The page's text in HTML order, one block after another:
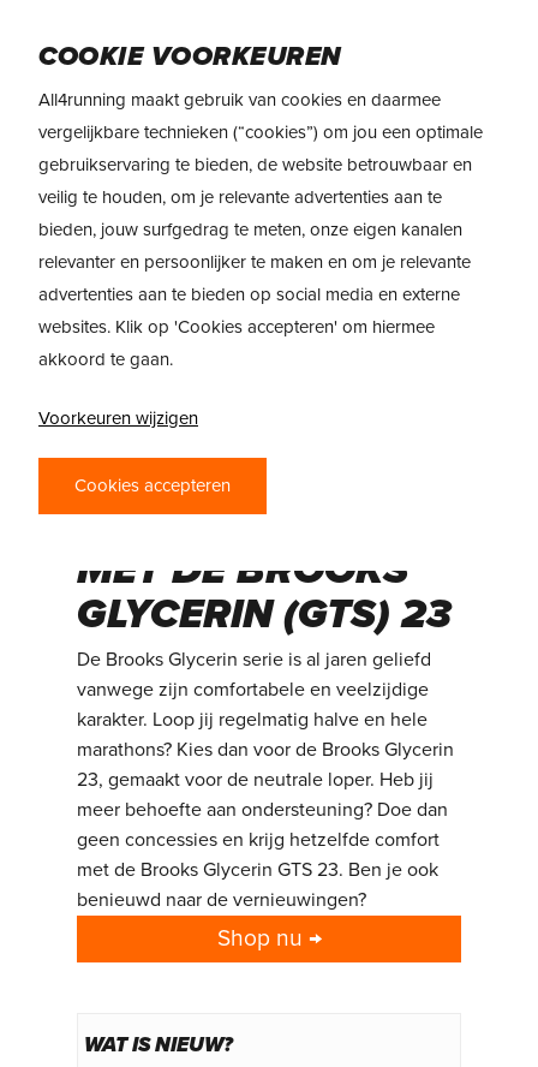
content
REVIEW
ZACHTHEID EN
GESTRUCTUREERDE
ONDERSTEUNING
MET DE BROOKS
GLYCERIN (GTS) 23
De Brooks Glycerin serie is al jaren geliefd
vanwege zijn comfortabele en veelzijdige
karakter. Loop jij regelmatig halve en hele
marathons? Kies dan voor de Brooks Glycerin
23, gemaakt voor de neutrale loper. Heb jij
meer behoefte aan ondersteuning? Doe dan
geen concessies en krijg hetzelfde comfort
met de Brooks Glycerin GTS 23. Ben je ook
benieuwd naar de vernieuwingen?
Shop nu →
WAT IS NIEUW?
COOKIE VOORKEUREN
All4running maakt gebruik van cookies en daarmee
vergelijkbare technieken (“cookies”) om jou een optimale
gebruikservaring te bieden, de website betrouwbaar en
veilig te houden, om je relevante advertenties aan te
bieden, jouw surfgedrag te meten, onze eigen kanalen
relevanter en persoonlijker te maken en om je relevante
advertenties aan te bieden op social media en externe
websites. Klik op 'Cookies accepteren' om hiermee
akkoord te gaan.
Voorkeuren wijzigen
Cookies accepteren